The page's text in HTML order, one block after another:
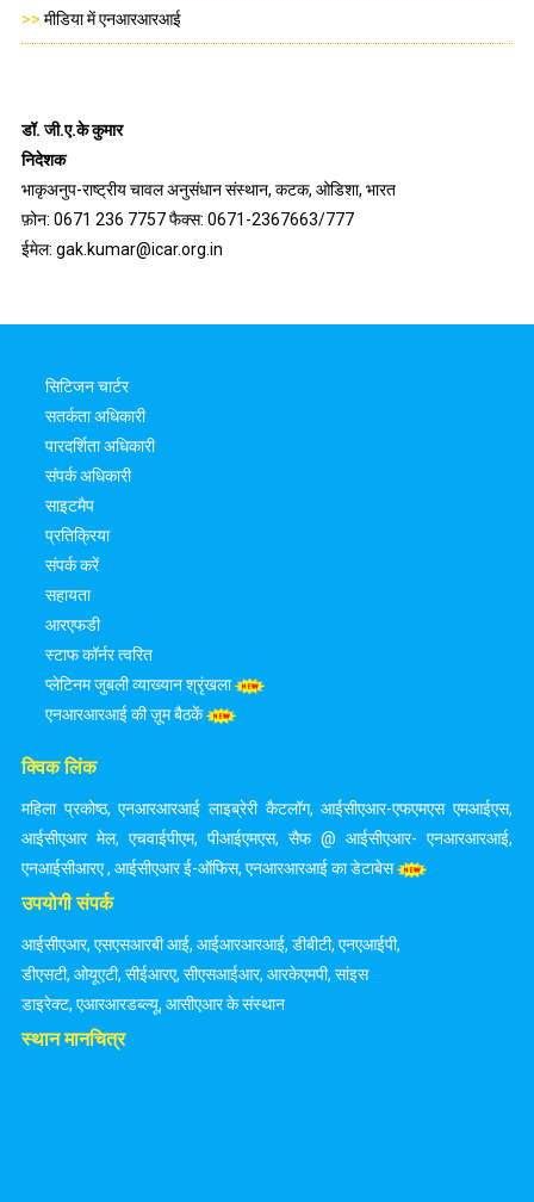
>> मीडिया में एनआरआरआई
डॉ.जी.ए.केकुमार
निदेशक
भाकृअनुप-राष्ट्रीय चावल अनुसंधान संस्थान, कटक, ओडिशा, भारत
फ़ोन: 0671 236 7757 फैक्स: 0671-2367663/777
ईमेल: gak.kumar@icar.org.in
सिटिजन चार्टर
सतर्कता अधिकारी
पारदर्शिता अधिकारी
संपर्क अधिकारी
साइटमैप
प्रतिक्रिया
संपर्क करें
सहायता
आरएफडी
स्टाफ कॉर्नर त्वरित
प्लेटिनम जुबली व्याख्यान श्रृंखला
एनआरआरआई की ज़ूम बैठकें
क्विक लिंक
महिला प्रकोष्ठ, एनआरआरआई लाइब्रेरी कैटलॉग, आईसीएआर-एफएमएस एमआईएस,
आईसीएआर मेल, एचवाईपीएम, पीआईएमएस, सैफ @ आईसीएआर- एनआरआरआई,
एनआईसीआरए, आईसीएआर ई-ऑफिस, एनआरआरआई का डेटाबेस
उपयोगी संपर्क
आईसीएआर, एसएसआरबी आई, आईआरआरआई, डीबीटी, एनएआईपी,
डीएसटी, ओयूएटी, सीईआरए, सीएसआईआर, आरकेएमपी, सांइस
डाइरेक्ट, एआरआरडब्ल्यू, आसीएआर के संस्थान
स्थान मानचित्र